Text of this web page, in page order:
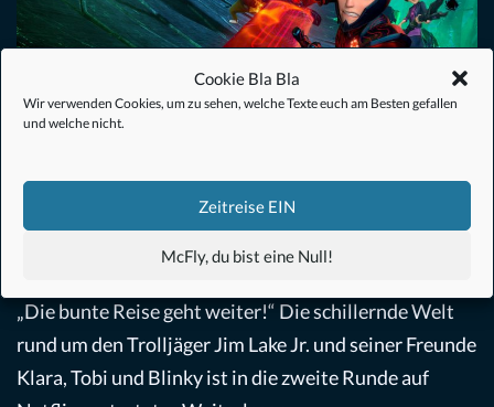
Cookie Bla Bla
Wir verwenden Cookies, um zu sehen, welche Texte euch am Besten gefallen
und welche nicht.
Zeitreise EIN
McFly, du bist eine Null!
Die Trolljäger Staffel 2 – Review
Christoph Müller 8. Januar 2018
„Die bunte Reise geht weiter!“ Die schillernde Welt
rund um den Trolljäger Jim Lake Jr. und seiner Freunde
Klara, Tobi und Blinky ist in die zweite Runde auf